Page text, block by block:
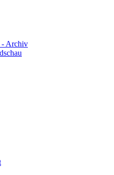
- Archiv